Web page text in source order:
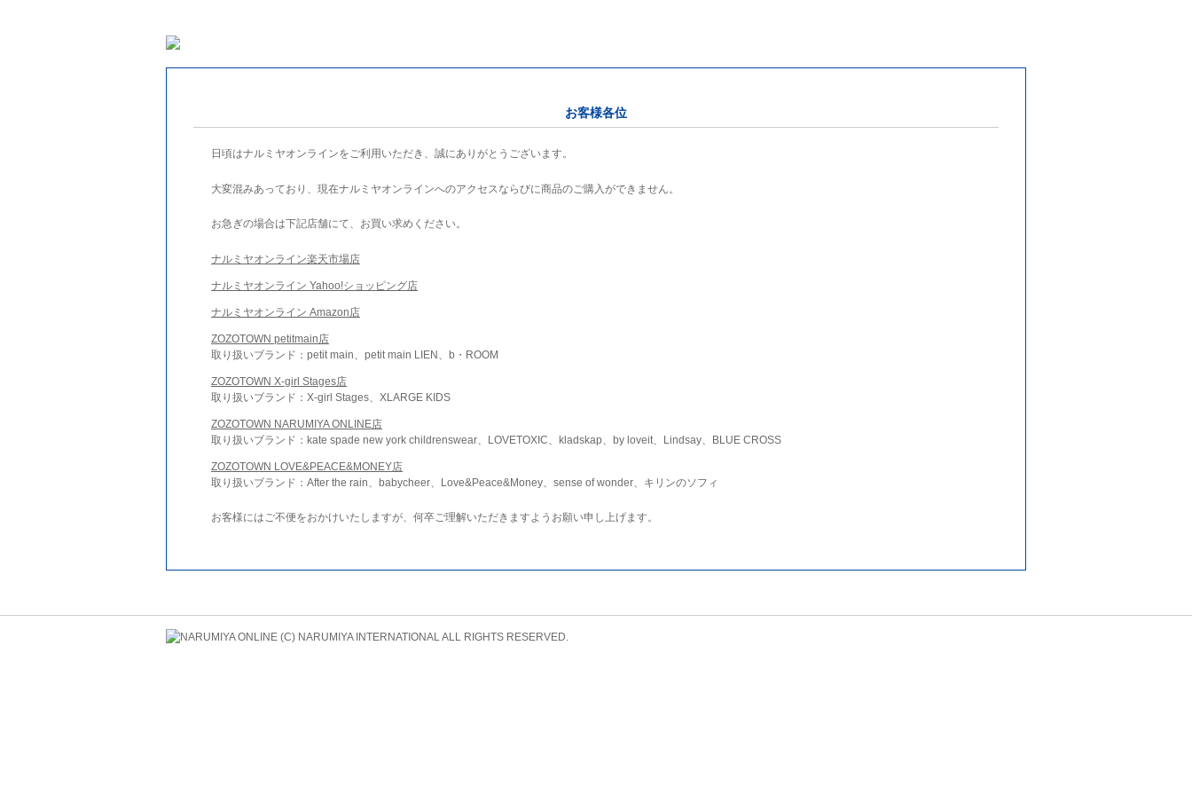
お客様各位
日頃はナルミヤオンラインをご利用いただき、誠にありがとうございます。
大変混みあっており、現在ナルミヤオンラインへのアクセスならびに商品のご購入ができません。
お急ぎの場合は下記店舗にて、お買い求めください。
ナルミヤオンライン楽天市場店
ナルミヤオンライン Yahoo!ショッピング店
ナルミヤオンライン Amazon店
ZOZOTOWN petitmain店
取り扱いブランド：petit main、petit main LIEN、b・ROOM
ZOZOTOWN X-girl Stages店
取り扱いブランド：X-girl Stages、XLARGE KIDS
ZOZOTOWN NARUMIYA ONLINE店
取り扱いブランド：kate spade new york childrenswear、LOVETOXIC、kladskap、by loveit、Lindsay、BLUE CROSS
ZOZOTOWN LOVE&PEACE&MONEY店
取り扱いブランド：After the rain、babycheer、Love&Peace&Money、sense of wonder、キリンのソフィ
お客様にはご不便をおかけいたしますが、何卒ご理解いただきますようお願い申し上げます。